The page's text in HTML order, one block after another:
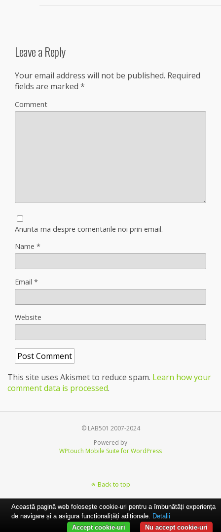
Leave a Reply
Your email address will not be published. Required
fields are marked *
Comment
Anunta-ma despre comentarile noi prin email.
Name *
Email *
Website
This site uses Akismet to reduce spam. Learn how your
comment data is processed.
© LAB501 2007-2024
Powered by
WPtouch Mobile Suite for WordPress
Back to top
Această pagină web folosește cookie-uri pentru a îmbunătăți experiența
de navigare și a asigura funcționalițăți adiționale. Detalii
Nu accept cookie-uri
Accept cookie-uri